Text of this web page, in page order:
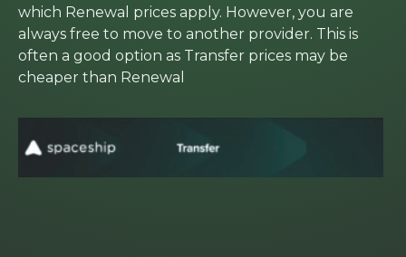
which Renewal prices apply. However, you are
always free to move to another provider. This is
often a good option as Transfer prices may be
cheaper than Renewal